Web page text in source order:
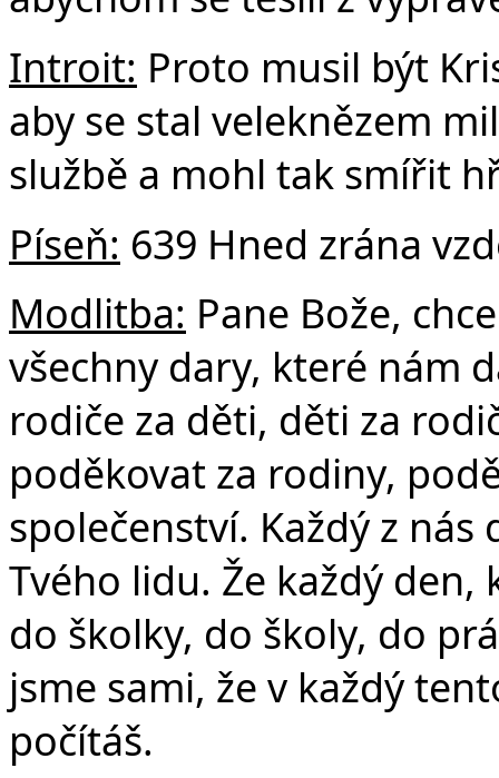
Introit: Proto musil být
aby se stal veleknězem
službě a mohl tak smířit
Píseň: 639 Hned zrána
Modlitba: Pane Bože,
všechny dary, které nám
rodiče za děti, děti za
poděkovat za rodiny,
společenství. Každý z
Tvého lidu. Že každý
do školky, do školy, do
jsme sami, že v každý
počítáš.